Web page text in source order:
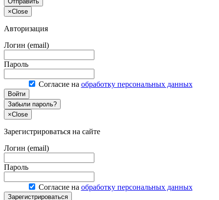
×Close
Авторизация
Логин (email)
Пароль
Согласие на обработку персональных данных
Войти
Забыли пароль?
×Close
Зарегистрироваться на сайте
Логин (email)
Пароль
Согласие на обработку персональных данных
Зарегистрироваться